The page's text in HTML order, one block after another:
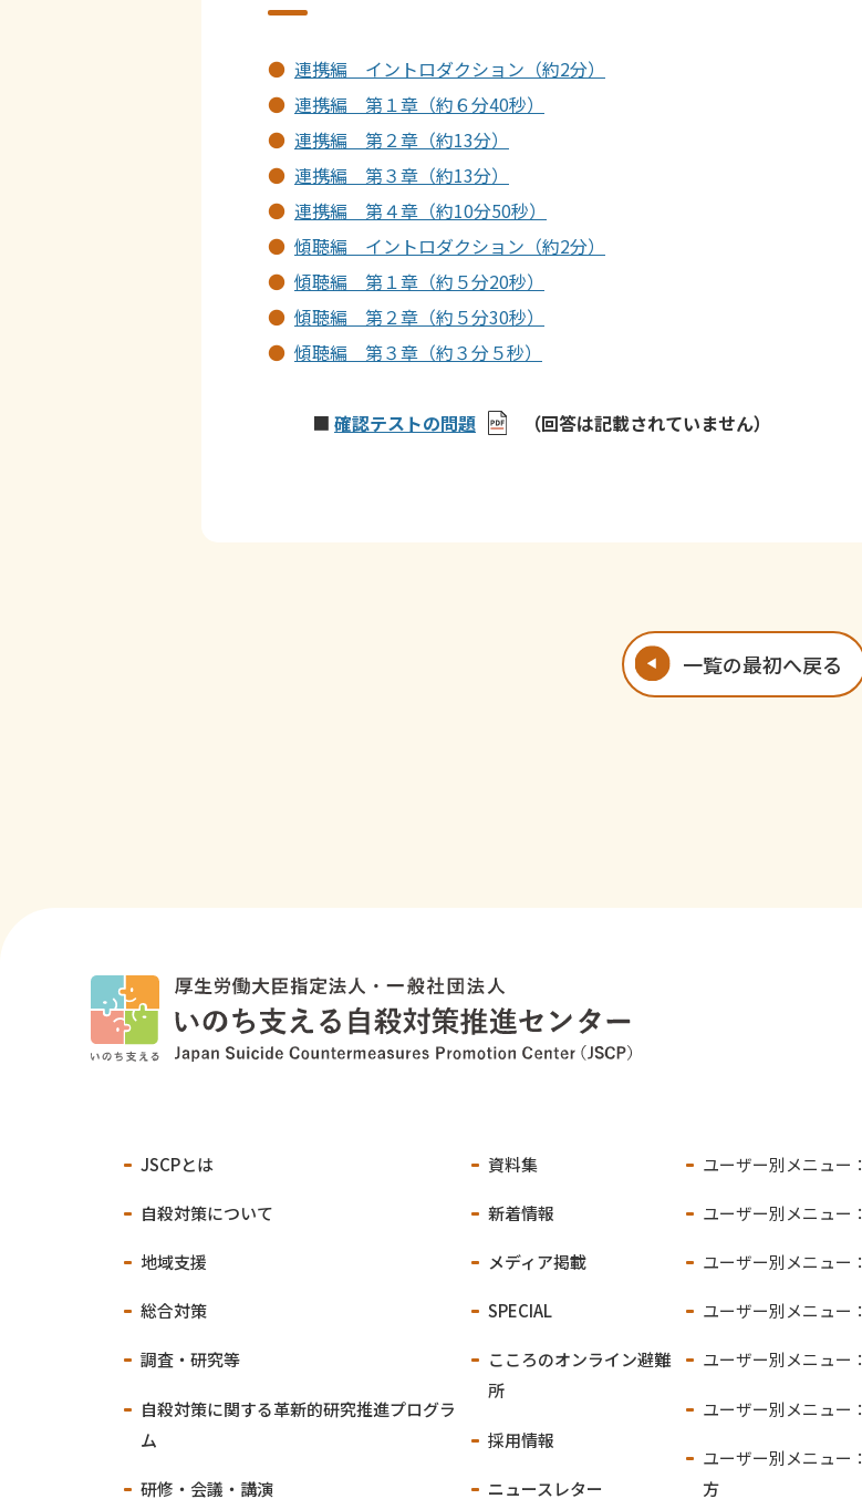
連携編 イントロダクション（約2分）
連携編 第１章（約６分40秒）
連携編 第２章（約13分）
連携編 第３章（約13分）
連携編 第４章（約10分50秒）
傾聴編 イントロダクション（約2分）
傾聴編 第１章（約５分20秒）
傾聴編 第２章（約５分30秒）
傾聴編 第３章（約３分５秒）
■ 確認テストの問題 （回答は記載されていません）
一覧の最初へ戻る
JSCPとは
自殺対策について
地域支援
総合対策
調査・研究等
自殺対策に関する革新的研究推進プログラ
ム
研修・会議・講演
資料集
新着情報
メディア掲載
SPECIAL
こころのオンライン避難
所
採用情報
ニュースレター
ユーザー別メニュー：
ユーザー別メニュー：
ユーザー別メニュー：
ユーザー別メニュー：
ユーザー別メニュー：
ユーザー別メニュー：
ユーザー別メニュー：
方